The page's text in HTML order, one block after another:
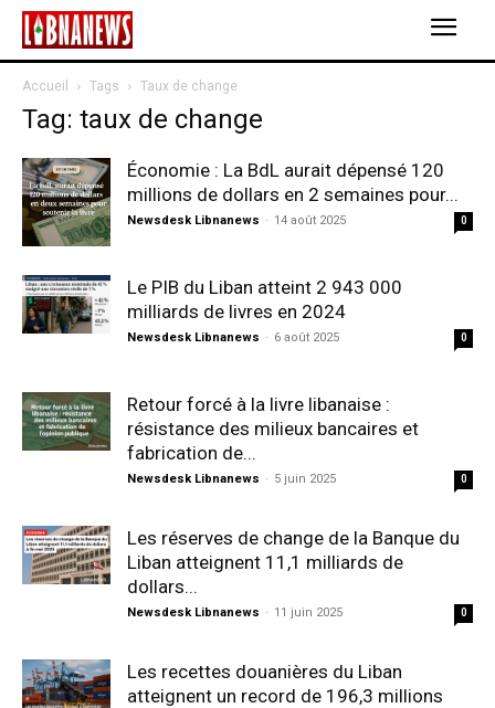
Accueil Tags Taux de change
Tag: taux de change
Économie : La BdL aurait dépensé 120
millions de dollars en 2 semaines pour...
Newsdesk Libnanews - 14 août 2025 0
Le PIB du Liban atteint 2 943 000
milliards de livres en 2024
Newsdesk Libnanews - 6 août 2025 0
Retour forcé à la livre libanaise :
résistance des milieux bancaires et
fabrication de...
Newsdesk Libnanews - 5 juin 2025 0
Les réserves de change de la Banque du
Liban atteignent 11,1 milliards de
dollars...
Newsdesk Libnanews - 11 juin 2025 0
Les recettes douanières du Liban
atteignent un record de 196,3 millions